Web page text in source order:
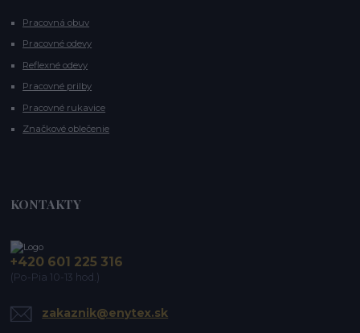
Pracovná obuv
Pracovné odevy
Reflexné odevy
Pracovné prilby
Pracovné rukavice
Značkové oblečenie
KONTAKTY
+420 601 225 316
(Po-Pia 10-13 hod.)
zakaznik@enytex.sk